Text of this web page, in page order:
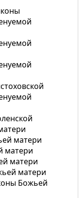
матери
матери
матери
матери
Божьей